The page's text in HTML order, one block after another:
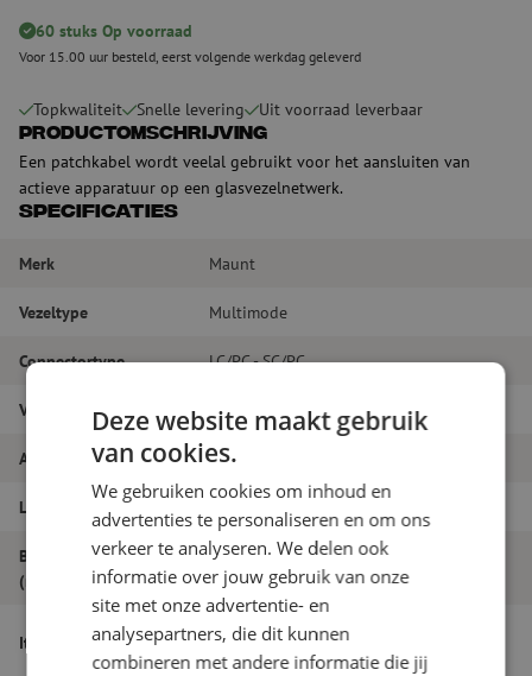
60 stuks Op voorraad
Voor 15.00 uur besteld, eerst volgende werkdag geleverd
Topkwaliteit Snelle levering Uit voorraad leverbaar
Productomschrijving
Een patchkabel wordt veelal gebruikt voor het aansluiten van
actieve apparatuur op een glasvezelnetwerk.
Specificaties
Merk Maunt
Vezeltype Multimode
Connectortype LC/PC - SC/PC
Vezelsoort OM4
Aantal vezels Duplex
Lengte
Buitendiameter
(mm)
1.8
Itemnaam
Patchkabel duplex OM4, LC/PC-SC/PC,
1.8mm, 11m
Deze website maakt gebruik
van cookies.
We gebruiken cookies om inhoud en
advertenties te personaliseren en om ons
verkeer te analyseren. We delen ook
informatie over jouw gebruik van onze
site met onze advertentie- en
analysepartners, die dit kunnen
combineren met andere informatie die jij